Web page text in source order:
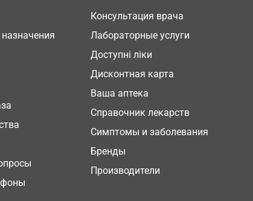
Консультация врача
Лабораторные услуги
Доступні ліки
Дисконтная карта
Ваша аптека
Справочник лекарств
Симптомы и заболевания
Бренды
Производители